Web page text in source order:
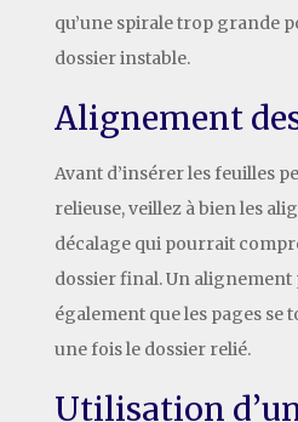
qu’une spirale trop grande
dossier instable.
Alignement
Avant d’insérer les feuilles
relieuse, veillez à bien les
décalage qui pourrait
dossier final. Un
également que les pages
une fois le dossier relié.
Utilisation